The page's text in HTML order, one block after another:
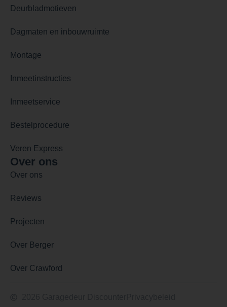
Deurbladmotieven
Dagmaten en inbouwruimte
Montage
Inmeetinstructies
Inmeetservice
Bestelprocedure
Veren Express
Over ons
Over ons
Reviews
Projecten
Over Berger
Over Crawford